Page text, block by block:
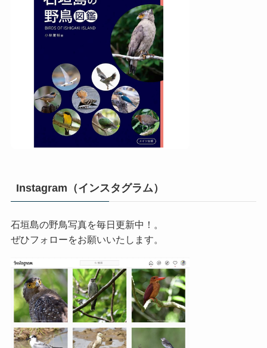
Instagram（インスタグラム）
石垣島の野鳥写真を毎日更新中！。
ぜひフォローをお願いいたします。